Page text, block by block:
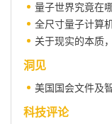
量子世界究竟在
全尺寸量子计算
关于现实的本质
洞见
美国国会文件及
科技评论